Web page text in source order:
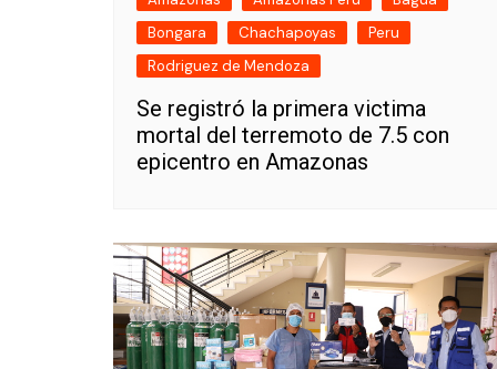
Bongara
Chachapoyas
Peru
Rodriguez de Mendoza
Se registró la primera victima
mortal del terremoto de 7.5 con
epicentro en Amazonas